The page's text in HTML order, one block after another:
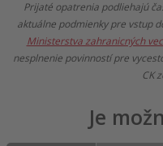
Prijaté opatrenia podliehajú
aktuálne podmienky pre vstup
Ministerstva zahranicných
nesplnenie povinností pre
CK
Je